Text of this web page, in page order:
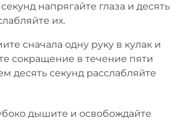
напрягайте глаза и десять
их.
сначала одну руку в кулак и
сокращение в течение пяти
десять секунд расслабляйте
дышите и освобождайте